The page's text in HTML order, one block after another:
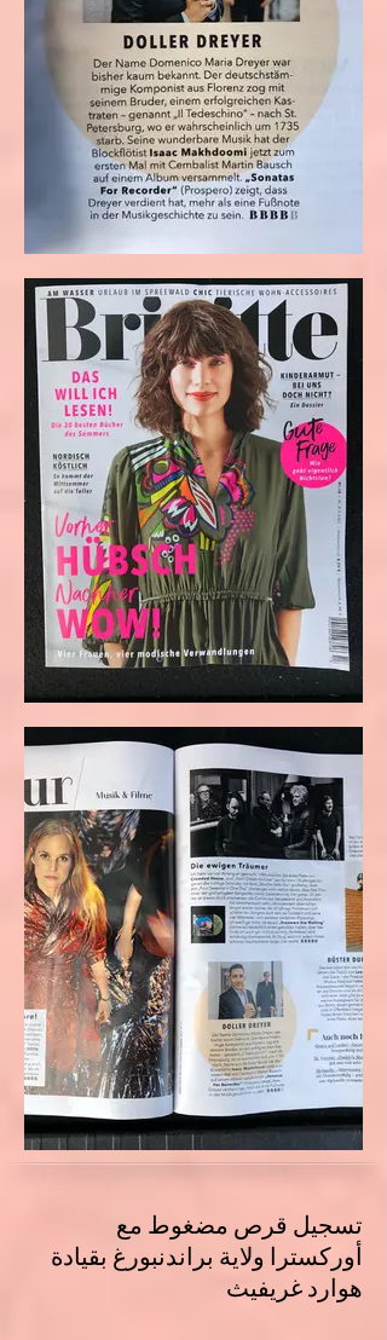
تسجيل قرص مضغوط مع
أوركسترا ولاية براندنبورغ بقيادة
هوارد غريفيث